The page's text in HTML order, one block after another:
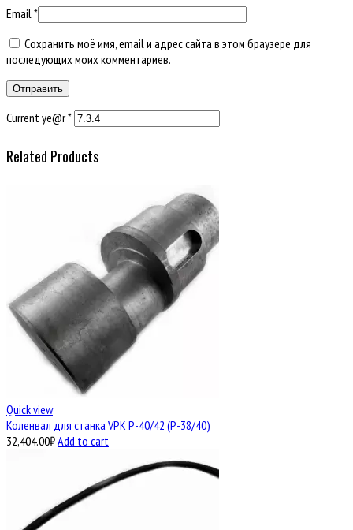
Email*
Сохранить моё имя, email и адрес сайта в этом браузере для
последующих моих комментариев.
Current ye@r*
Related Products
Quick view
Коленвал для станка VPK Р-40/42 (Р-38/40)
32,404.00₽Add to cart